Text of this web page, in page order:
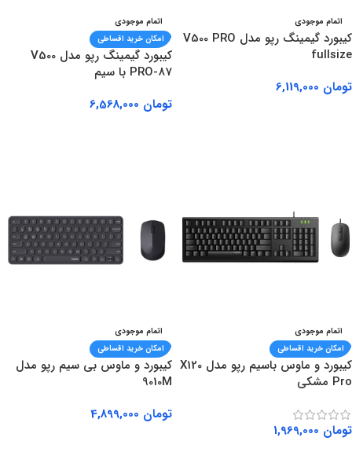
اتمام موجودی
کیبورد گیمینگ رپو مدل V500 PRO
fullsize
تومان
اتمام موجودی
امکان خرید اقساطی
کیبورد گیمینگ رپو مدل V500
PRO-87 با سیم
تومان
اتمام موجودی
امکان خرید اقساطی
کیبورد و ماوس باسیم رپو مدل X120
Pro مشکی
تومان
اتمام موجودی
امکان خرید اقساطی
کیبورد و ماوس بی سیم رپو مدل
9010M
تومان